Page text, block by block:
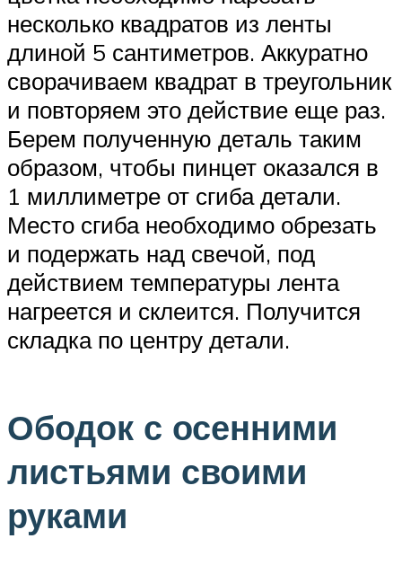
несколько квадратов из ленты
длиной 5 сантиметров. Аккуратно
сворачиваем квадрат в треугольник
и повторяем это действие еще раз.
Берем полученную деталь таким
образом, чтобы пинцет оказался в
1 миллиметре от сгиба детали.
Место сгиба необходимо обрезать
и подержать над свечой, под
действием температуры лента
нагреется и склеится. Получится
складка по центру детали.
Ободок с осенними
листьями своими
руками